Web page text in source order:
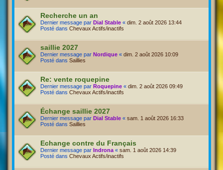
Recherche un an
Dernier message par Dial Stable « dim. 2 août 2026 13:44
Posté dans Chevaux Actifs/inactifs
saillie 2027
Dernier message par Nordique « dim. 2 août 2026 10:09
Posté dans Saillies
Re: vente roquepine
Dernier message par Roquepine « dim. 2 août 2026 09:49
Posté dans Chevaux Actifs/inactifs
Échange saillie 2027
Dernier message par Dial Stable « sam. 1 août 2026 16:33
Posté dans Saillies
Echange contre du Français
Dernier message par Indrona « sam. 1 août 2026 14:39
Posté dans Chevaux Actifs/inactifs